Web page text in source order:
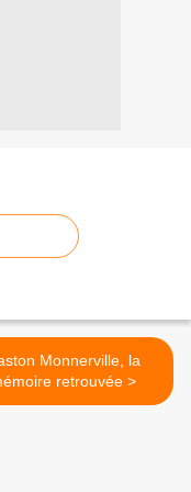
Monnerville, la
mémoire retrouvée >